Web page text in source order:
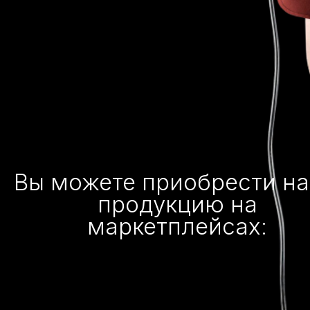
Вы можете приобрести
продукцию на
маркетплейсах: